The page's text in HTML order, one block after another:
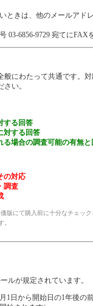
ときは、他のメールアド
03-6856-9729 宛てにFAX
にわたって共通です。
い。
する回答
対する回答
場合の調査可能の有無と
の対応
調査
版にて購入前に十分なチェッ
。
ルが規定されています。
1日から開始日の1年後の